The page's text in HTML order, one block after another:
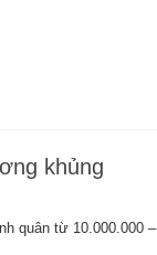
khủng
quân từ 10.000.000 –